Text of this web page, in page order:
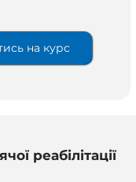
на курс
реабілітації